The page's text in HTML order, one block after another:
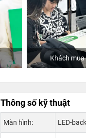
Khách mua hàng tại
Thông số kỹ thuật
Màn hình: LED-